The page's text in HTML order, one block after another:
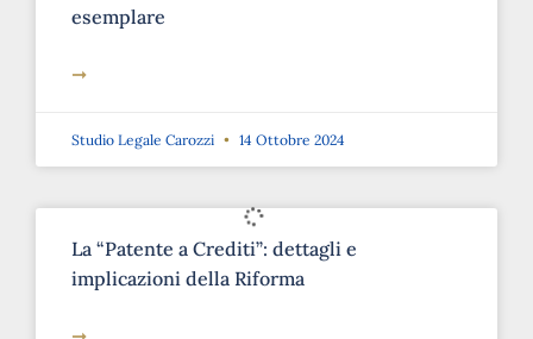
esemplare
➞
Studio Legale Carozzi 14 Ottobre 2024
La “Patente a Crediti”: dettagli e
implicazioni della Riforma